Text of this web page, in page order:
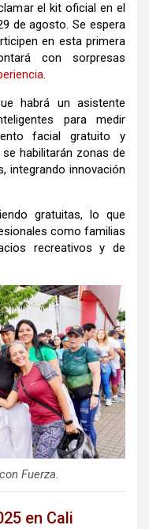
el kit oficial en el
de agosto. Se espera
en esta primera
con sorpresas
.
habrá un asistente
para medir
facial gratuito y
habilitarán zonas de
integrando innovación
gratuitas, lo que
como familias
recreativos y de
Fuerza.
en Cali